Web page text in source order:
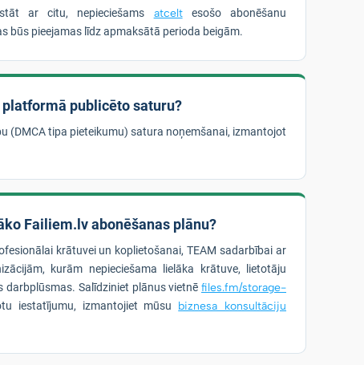
ar citu, nepieciešams atceltesošo abonēšanu
būs pieejamas līdz apmaksātā perioda beigām.
publicēto saturu?
(DMCA tipa pieteikumu) satura noņemšanai, izmantojot
Failiem.lv abonēšanas plānu?
krātuvei un koplietošanai, TEAM sadarbībai ar
kurām nepieciešama lielāka krātuve, lietotāju
Salīdziniet plānus vietnē files.fm/storage-
iestatījumu, izmantojiet mūsu biznesa konsultāciju